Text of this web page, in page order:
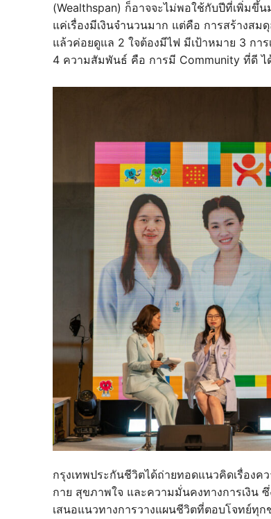
(Wealthspan) ก็อาจจะไม่พอใช้กับปีที่เพิ่มขึ้
แค่เรื่องมีเงินจำนวนมาก แต่คือ การสร้างส
แล้วค่อยดูแล 2 ใจต้องมีไฟ มีเป้าหมาย 3 กา
4 ความสัมพันธ์ คือ การมี Community ที่ดี ไ
กรุงเทพประกันชีวิตได้ถ่ายทอดแนวคิดเรื่อง
กาย สุขภาพใจ และความมั่นคงทางการเงิน
เสนอแนวทางการวางแผนชีวิตที่ตอบโจทย์ทุ